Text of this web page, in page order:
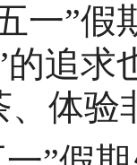
一”
的追
体验